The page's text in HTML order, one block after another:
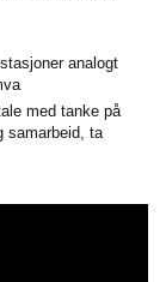
analogt
med tanke på
samarbeid, ta